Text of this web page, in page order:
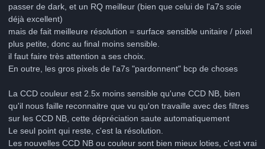
passer de dark, et un RQ meilleur (bien que celui de l'a7s soie
déjà excellent)
mais de fait meilleure résolution = surface sensible unitaire / pixel
plus petite, donc au final moins sensible.
il faut faire très attention a ses choix.
En outre, les gros pixels de l'a7s "pardonnent" bcp de choses
La CCD couleur est 2.5x moins sensible qu'une CCD NB, bien
qu'il nous faille reconnaitre que vu qu'on travaille avec des filtres
sur les CCD NB, cette dépréciation saute automatiquement
Le seul point qui reste, c'est la résolution.
Les nouvelles CCD NB ou couleur sont bien mieux loties, c'est vrai